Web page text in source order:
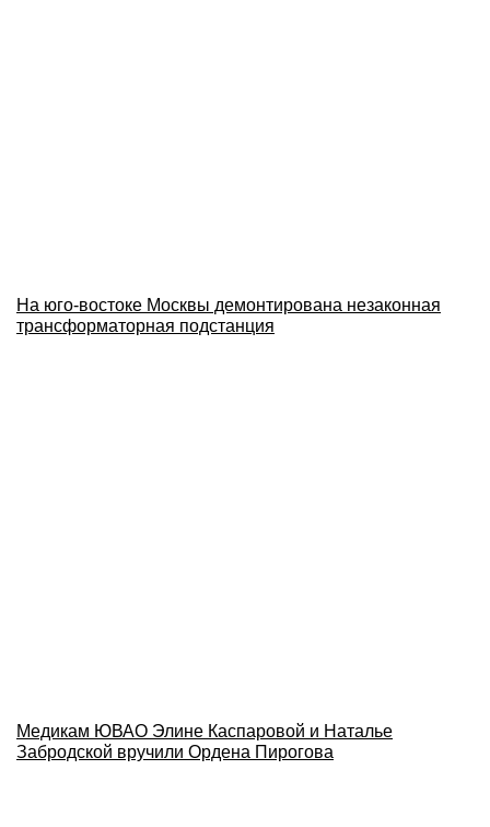
На юго-востоке Москвы демонтирована незаконная
трансформаторная подстанция
Медикам ЮВАО Элине Каспаровой и Наталье
Забродской вручили Ордена Пирогова